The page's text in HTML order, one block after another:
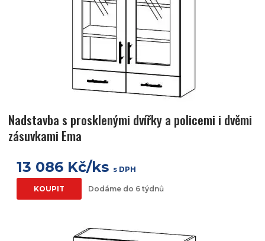
Nadstavba s prosklenými dvířky a policemi i dvěmi
zásuvkami Ema
13 086 Kč/ks s DPH
KOUPIT Dodáme do 6 týdnů